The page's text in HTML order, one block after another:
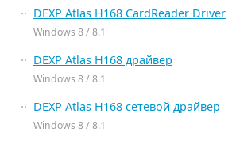
DEXP Atlas H168 CardReader Driver
Windows 8 / 8.1
DEXP Atlas H168 драйвер
Windows 8 / 8.1
DEXP Atlas H168 сетевой драйвер
Windows 8 / 8.1